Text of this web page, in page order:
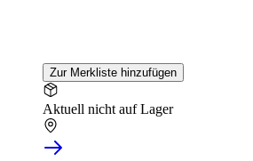
Zur Merkliste hinzufügen
Aktuell nicht auf Lager